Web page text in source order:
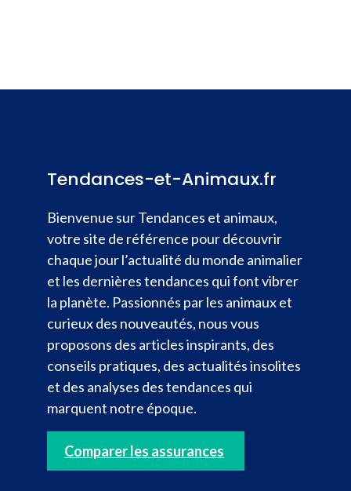
Tendances-et-Animaux.fr
Bienvenue sur Tendances et animaux,
votre site de référence pour découvrir
chaque jour l’actualité du monde animalier
et les dernières tendances qui font vibrer
la planète. Passionnés par les animaux et
curieux des nouveautés, nous vous
proposons des articles inspirants, des
conseils pratiques, des actualités insolites
et des analyses des tendances qui
marquent notre époque.
Comparer les assurances